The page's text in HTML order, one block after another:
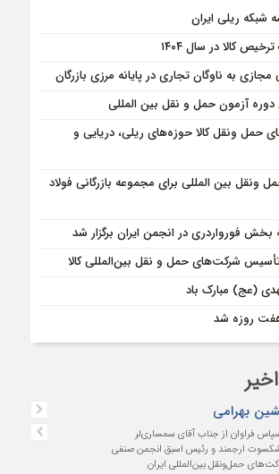
شبکه ریلی ایران
کالا در سال ۱۴۰۴
به ناوگان تجاری در پایانه مرزی بازرگان
آزمون حمل و نقل بین المللی
حمل ونقل کالا حوزه‌های ریلی، دریایی و
ونقل بین المللی برای مجموعه بازرگانی فولاد
فورواردری در انجمن ایران برگزار شد
تأسیس شرکت‌های حمل و نقل بین‌المللی کالا
(عج) مبارک باد
روزه شد
بهرامی
فراوان از جناب آقای سمساری‌لر
ارجمند و رئیس اسبق انجمن صنفی
حمل‌ونقل بین‌المللی ایران